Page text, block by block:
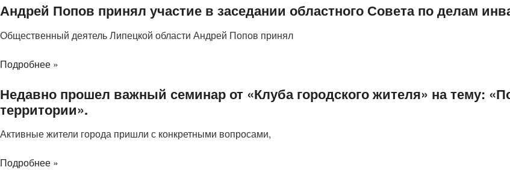
Андрей Попов принял участие в заседании областного Совета по делам
Общественный деятель Липецкой области Андрей Попов принял
Подробнее »
Недавно прошел важный семинар от «Клуба городского жителя» на тему:
территории».
Активные жители города пришли с конкретными вопросами,
Подробнее »